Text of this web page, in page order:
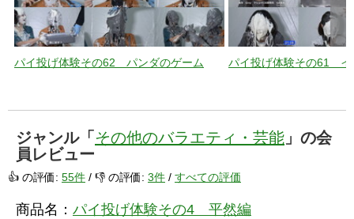
パイ投げ体験その62 パンダのゲーム パイ投げ体験その61 イ
ジャンル「 その他のバラエティ・芸能 」の会
員レビュー
👍 の評価: 55件 / 👎 の評価: 3件 / すべての評価
商品名： パイ投げ体験その4 平然編